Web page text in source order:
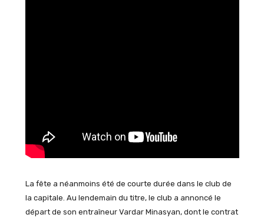
La fête a néanmoins été de courte durée dans le club de
la capitale. Au lendemain du titre, le club a annoncé le
départ de son entraîneur Vardar Minasyan, dont le contrat